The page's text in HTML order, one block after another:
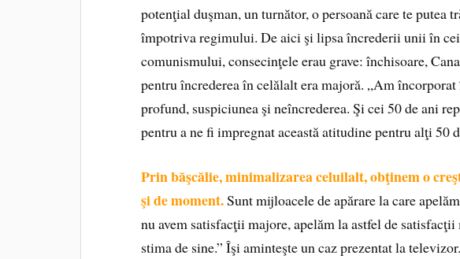
potenţial duşman, un turnător, o persoană care te putea
împotriva regimului. De aici şi lipsa încrederii unii în
comunismului, consecinţele erau grave: închisoare,
pentru încrederea în celălalt era majoră. „Am
profund, suspiciunea şi neîncrederea. Şi cei 50 de ani
pentru a ne fi impregnat această atitudine pentru alţi 50
Prin băşcălie, minimalizarea celuilalt, obţinem o
şi de moment.Sunt mijloacele de apărare la care
nu avem satisfacţii majore, apelăm la astfel de
stima de sine.” Îşi aminteşte un caz prezentat la